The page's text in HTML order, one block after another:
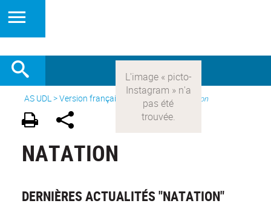
AS UDL>Version française > Les sports > Natation
NATATION
DERNIÈRES ACTUALITÉS "NATATION"